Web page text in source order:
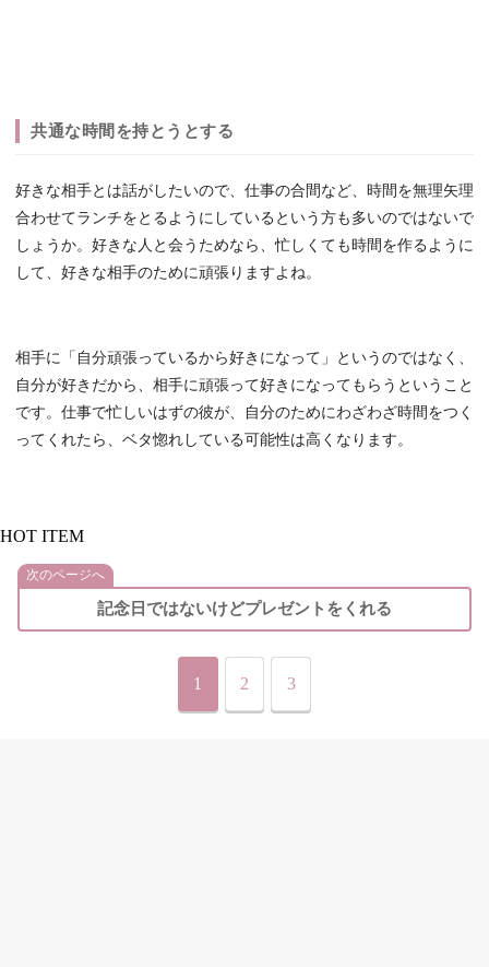
共通な時間を持とうとする
好きな相手とは話がしたいので、仕事の合間など、時間を無理矢理
合わせてランチをとるようにしているという方も多いのではないで
しょうか。好きな人と会うためなら、忙しくても時間を作るように
して、好きな相手のために頑張りますよね。
相手に「自分頑張っているから好きになって」というのではなく、
自分が好きだから、相手に頑張って好きになってもらうということ
です。仕事で忙しいはずの彼が、自分のためにわざわざ時間をつく
ってくれたら、ベタ惚れしている可能性は高くなります。
HOT ITEM
次のページへ
記念日ではないけどプレゼントをくれる
1 2 3